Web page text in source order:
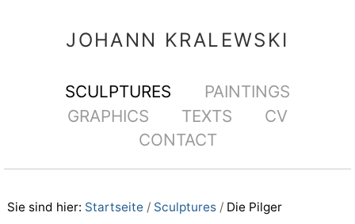
WerkzeugeJOHANN KRALEWSKI
SektionenSCULPTURES
PAINTINGS
GRAPHICS
TEXTS
CV
CONTACT
Sie sind hier: Startseite / Sculptures / Die Pilger